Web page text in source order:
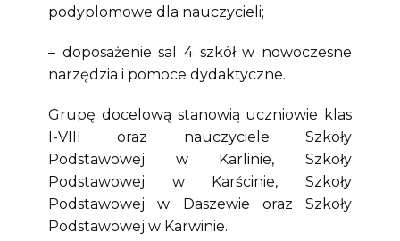
podyplomowe dla nauczycieli;
– doposażenie sal 4 szkół w nowoczesne
narzędzia i pomoce dydaktyczne.
Grupę docelową stanowią uczniowie klas
I-VIII oraz nauczyciele Szkoły
Podstawowej w Karlinie, Szkoły
Podstawowej w Karścinie, Szkoły
Podstawowej w Daszewie oraz Szkoły
Podstawowej w Karwinie.